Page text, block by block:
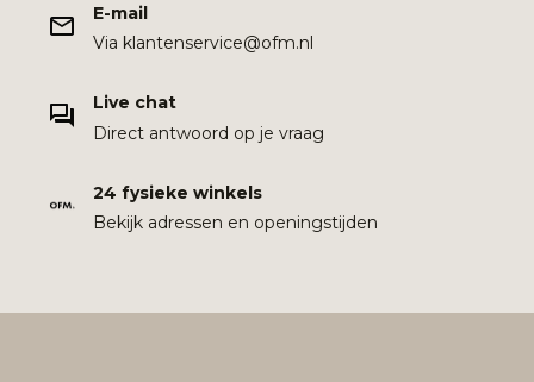
E-mail
Via klantenservice@ofm.nl
Live chat
Direct antwoord op je vraag
24 fysieke winkels
Bekijk adressen en openingstijden